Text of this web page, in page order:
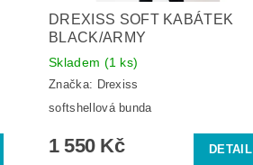
DREXISS SOFT KABÁTEK
BLACK/ARMY
Skladem (1 ks)
Značka: Drexiss
softshellová bunda
1 550 Kč DETAIL